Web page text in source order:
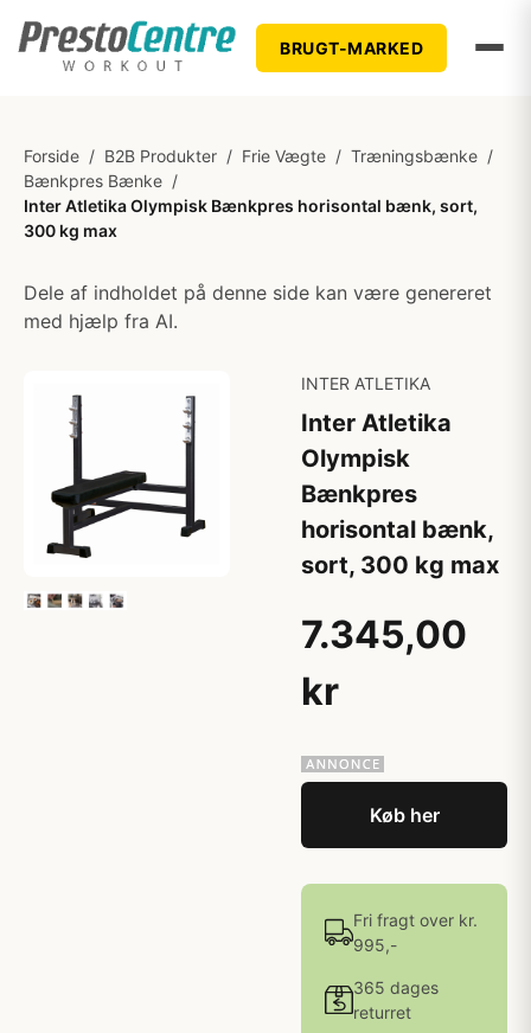
BRUGT-MARKED
Forside / B2B Produkter / Frie Vægte / Træningsbænke /
Bænkpres Bænke /
Inter Atletika Olympisk Bænkpres horisontal bænk, sort,
300 kg max
Dele af indholdet på denne side kan være genereret
med hjælp fra AI.
INTER ATLETIKA
Inter Atletika
Olympisk
Bænkpres
horisontal bænk,
sort, 300 kg max
7.345,00
kr
Køb her
Fri fragt over kr.
995,-
365 dages
returret